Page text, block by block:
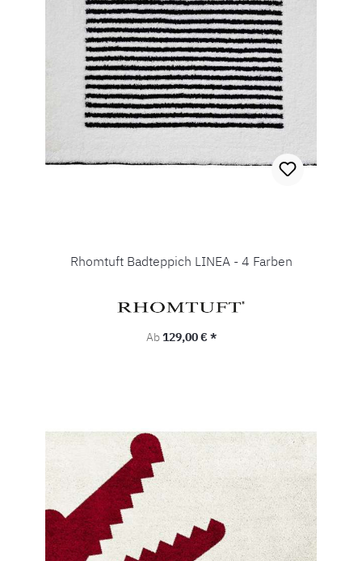
Rhomtuft Badteppich LINEA - 4 Farben
Regulärer Preis:
Ab129,00 € *